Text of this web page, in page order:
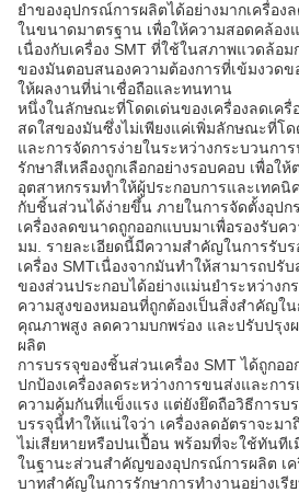
ยําของอุปกรณ์การผลิตได้อย่างมากเครื่อง
ในขนาดมาตรฐาน เพื่อให้ความสอดคล้อง
เนื่องกับเครื่อง SMT ที่ใช้ในสภาพแวดล้อ
ของมันตอบสนองความต้องการที่เข้มงวดข
ให้ผลงานที่น่าเชื่อถือและทนทาน
หนึ่งในลักษณะที่โดดเด่นของเครื่องลดเครื่
สดใสของมันซึ่งไม่เพียงแค่เพิ่มลักษณะที่โ
และการจัดการง่ายในระหว่างกระบวนกา
รักษาสีเหลืองถูกเลือกอย่างรอบคอบ เพื่อใ
อุตสาหกรรมทําให้ผู้ประกอบการและเทค
กับชิ้นส่วนได้ง่ายขึ้น ภายในการจัดตั้งอุป
เครื่องลดขนาดถูกออกแบบมาเพื่อรองรับค
มม. รายละเอียดนี้มีความสําคัญในการรับ
เครื่อง SMTเนื่องจากมันทําให้สามารถปรั
ของส่วนประกอบได้อย่างแม่นยําระหว่างก
ความสูงของหมอนที่ถูกต้องเป็นสิ่งสําคัญใ
คุณภาพสูง ลดความบกพร่อง และปรับปรุง
ผลิต
การบรรจุของชิ้นส่วนเครื่อง SMT ได้ถูกอ
ปกป้องเครื่องลดระหว่างการขนส่งและกา
ความคุ้มกันที่แข็งแรง แต่ยังยึดถือวิธีการบ
บรรจุนี้ทําให้แน่ใจว่า เครื่องลดอัตราจะม
ไม่เสียหายหรือปนเปื้อน พร้อมที่จะใช้ทันทีเ
ในฐานะส่วนสําคัญของอุปกรณ์การผลิต เ
บาทสําคัญในการรักษาการทํางานอย่างเรี